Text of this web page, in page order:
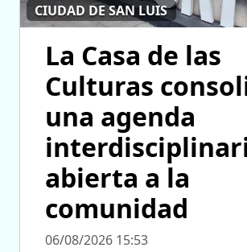
CIUDAD DE SAN LUIS
La Casa de las
Culturas
una agenda
abierta a la
comunidad
06/08/2026 15:53